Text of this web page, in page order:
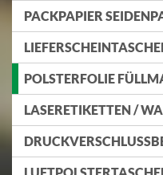
PACKPAPIER
POLSTERFOLIE
LASERETIKETTEN /